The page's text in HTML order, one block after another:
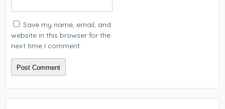
Save my name, email, and
website in this browser for the
next time I comment.